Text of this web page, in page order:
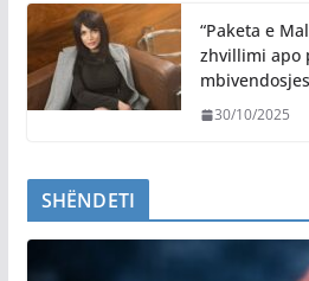
“Paketa e
zhvillimi apo
30/10/2025
SHËNDETI